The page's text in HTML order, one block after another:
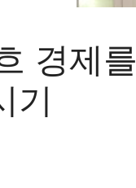
경제를
기